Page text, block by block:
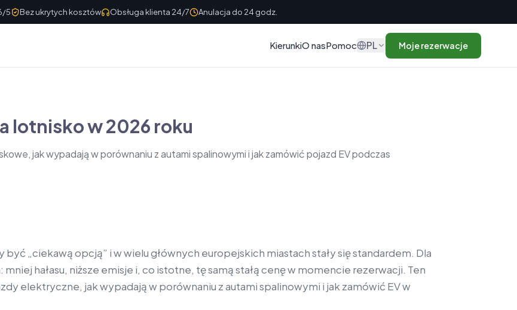
5 Bez ukrytych kosztów Obsługa klienta 24/7 Anulacja do 24 godz.
KierunkiO nasPomoc PL Moje rezerwacje
lotnisko w 2026 roku
jak wypadają w porównaniu z autami spalinowymi i jak zamówić pojazd EV podczas
„ciekawą opcją” i w wielu głównych europejskich miastach stały się standardem. Dla
hałasu, niższe emisje i, co istotne, tę samą stałą cenę w momencie rezerwacji. Ten
elektryczne, jak wypadają w porównaniu z autami spalinowymi i jak zamówić EV w